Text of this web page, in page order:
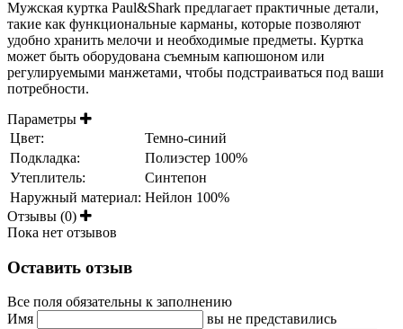
Мужская куртка Paul&Shark предлагает практичные детали,
такие как функциональные карманы, которые позволяют
удобно хранить мелочи и необходимые предметы. Куртка
может быть оборудована съемным капюшоном или
регулируемыми манжетами, чтобы подстраиваться под ваши
потребности.
Параметры
Цвет:
Темно-синий
Подкладка:
Полиэстер 100%
Утеплитель:
Синтепон
Наружный материал: Нейлон 100%
Отзывы (0)
Пока нет отзывов
Оставить отзыв
Все поля обязательны к заполнению
Имя
вы не представились